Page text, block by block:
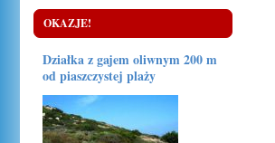
OKAZJE!
Działka z gajem oliwnym 200 m
od piaszczystej plaży